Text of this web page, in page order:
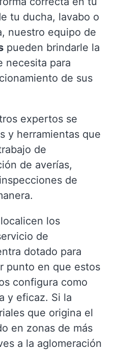
tu ducha, lavabo o
nuestro equipo de
pueden brindarle la
necesita para
de sus
expertos se
y herramientas que
de
de averías,
de
los
de
dotado para
punto en que estos
configura como
y eficaz. Si la
que origina el
en zonas de más
a la aglomeración